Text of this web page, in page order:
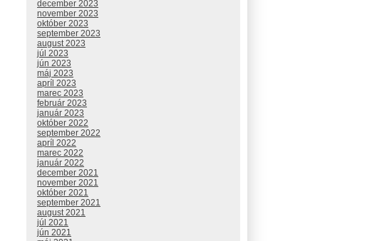
december 2023
november 2023
október 2023
september 2023
august 2023
júl 2023
jún 2023
máj 2023
apríl 2023
marec 2023
február 2023
január 2023
október 2022
september 2022
apríl 2022
marec 2022
január 2022
december 2021
november 2021
október 2021
september 2021
august 2021
júl 2021
jún 2021